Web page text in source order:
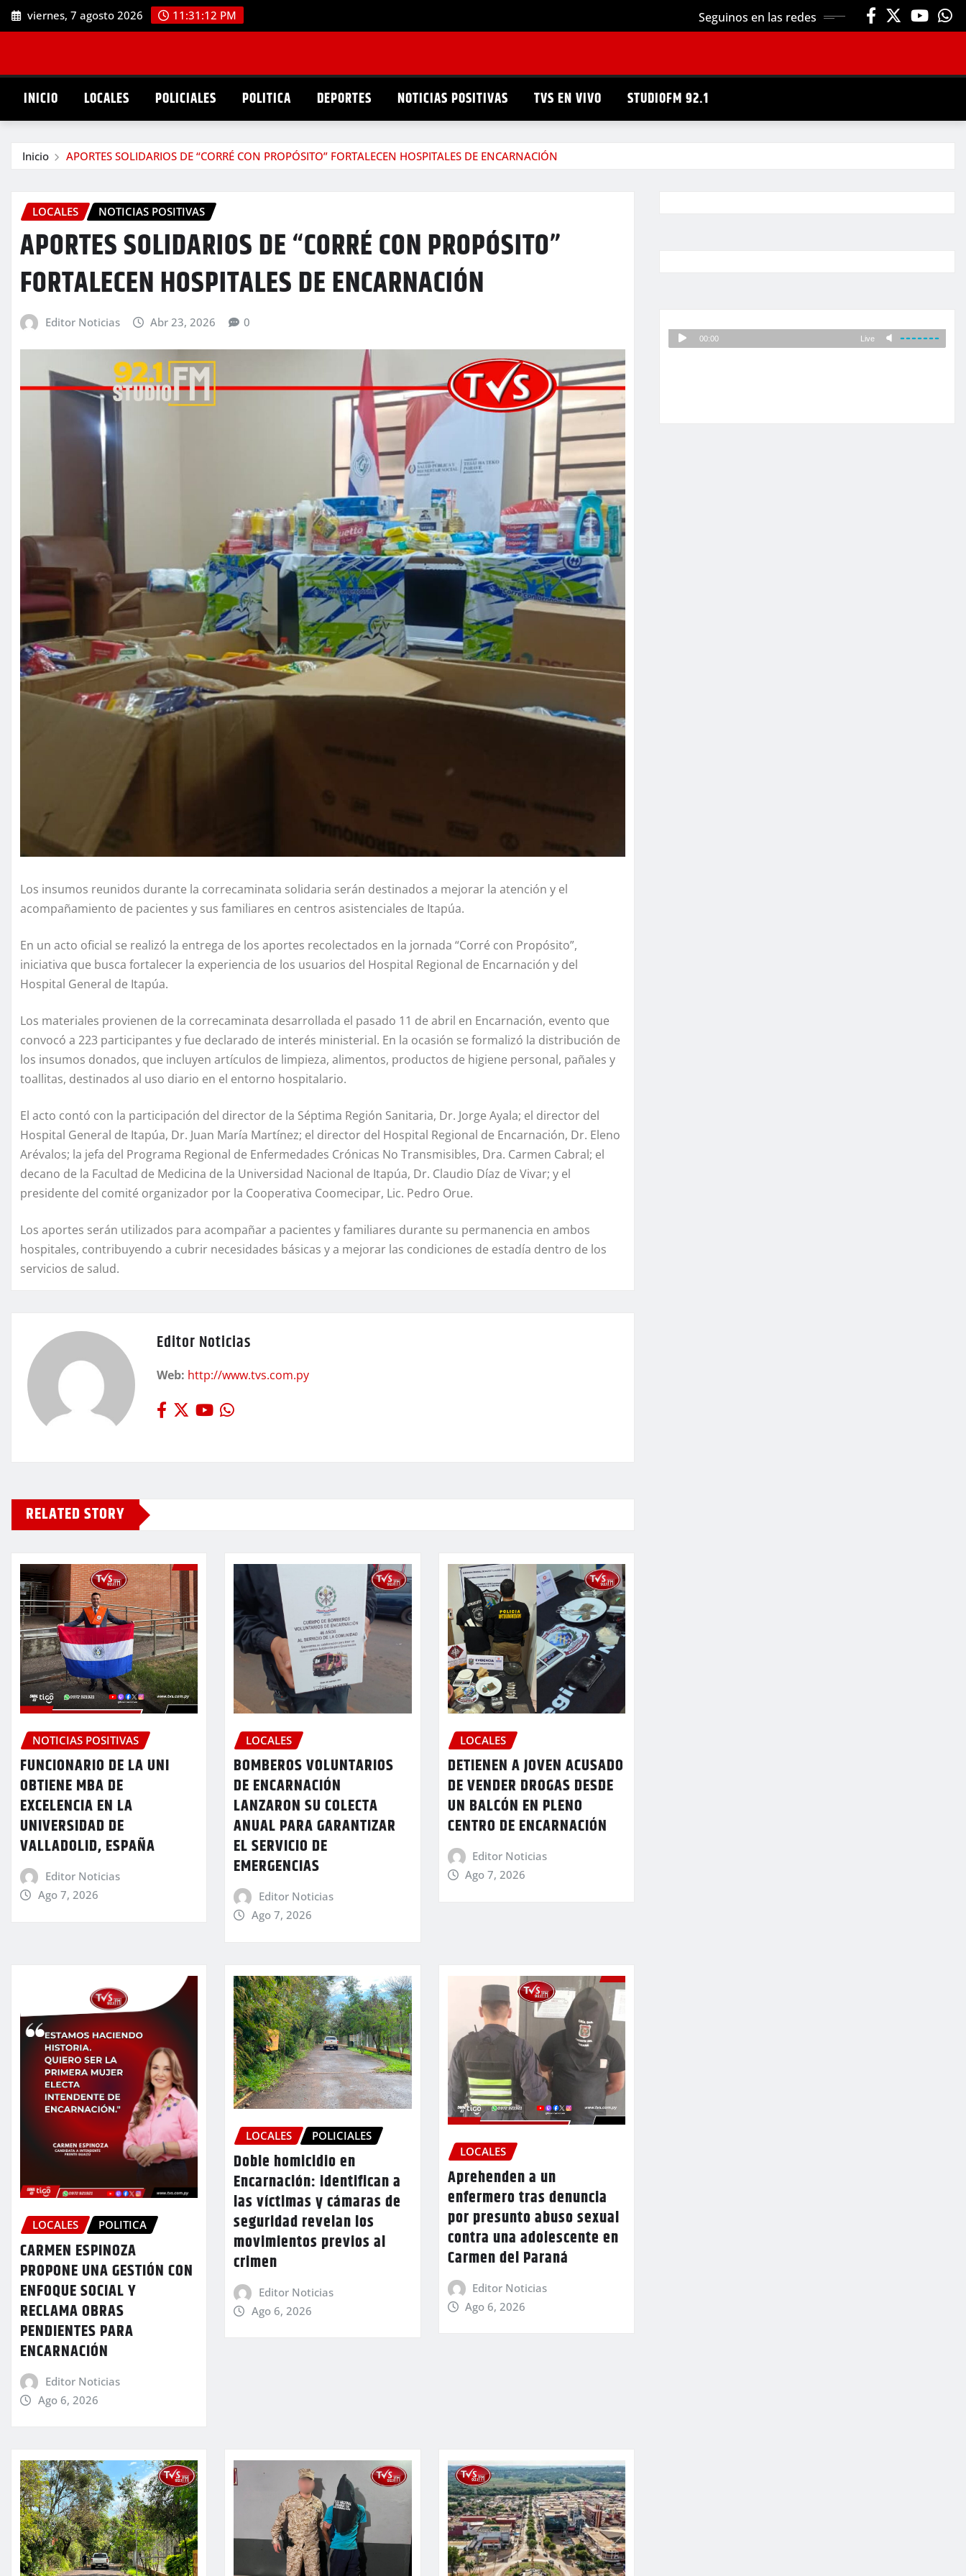
Saltar
al
viernes, 7 agosto 2026 11:31:13 PM Seguinos en las redes
INICIO LOCALES POLICIALES POLITICA DEPORTES NOTICIAS POSITIVAS TVS EN VIVO STUDIOFM 92.1
Inicio APORTES SOLIDARIOS DE “CORRÉ CON PROPÓSITO” FORTALECEN HOSPITALES DE ENCARNACIÓN
LOCALES NOTICIAS POSITIVAS
APORTES SOLIDARIOS DE “CORRÉ CON PROPÓSITO”
FORTALECEN HOSPITALES DE ENCARNACIÓN
Editor Noticias Abr 23, 2026 0
Los insumos reunidos durante la correcaminata solidaria serán destinados a mejorar la atención y el
acompañamiento de pacientes y sus familiares en centros asistenciales de Itapúa.
En un acto oficial se realizó la entrega de los aportes recolectados en la jornada “Corré con Propósito”,
iniciativa que busca fortalecer la experiencia de los usuarios del Hospital Regional de Encarnación y del
Hospital General de Itapúa.
Los materiales provienen de la correcaminata desarrollada el pasado 11 de abril en Encarnación, evento que
convocó a 223 participantes y fue declarado de interés ministerial. En la ocasión se formalizó la distribución de
los insumos donados, que incluyen artículos de limpieza, alimentos, productos de higiene personal, pañales y
toallitas, destinados al uso diario en el entorno hospitalario.
El acto contó con la participación del director de la Séptima Región Sanitaria, Dr. Jorge Ayala; el director del
Hospital General de Itapúa, Dr. Juan María Martínez; el director del Hospital Regional de Encarnación, Dr. Eleno
Arévalos; la jefa del Programa Regional de Enfermedades Crónicas No Transmisibles, Dra. Carmen Cabral; el
decano de la Facultad de Medicina de la Universidad Nacional de Itapúa, Dr. Claudio Díaz de Vivar; y el
presidente del comité organizador por la Cooperativa Coomecipar, Lic. Pedro Orue.
Los aportes serán utilizados para acompañar a pacientes y familiares durante su permanencia en ambos
hospitales, contribuyendo a cubrir necesidades básicas y a mejorar las condiciones de estadía dentro de los
servicios de salud.
Editor Noticias
Web: http://www.tvs.com.py
RELATED STORY
NOTICIAS POSITIVAS
FUNCIONARIO DE LA UNI
OBTIENE MBA DE
EXCELENCIA EN LA
UNIVERSIDAD DE
VALLADOLID, ESPAÑA
Editor Noticias
Ago 7, 2026
LOCALES
BOMBEROS VOLUNTARIOS
DE ENCARNACIÓN
LANZARON SU COLECTA
ANUAL PARA GARANTIZAR
EL SERVICIO DE
EMERGENCIAS
Editor Noticias
Ago 7, 2026
LOCALES
DETIENEN A JOVEN ACUSADO
DE VENDER DROGAS DESDE
UN BALCÓN EN PLENO
CENTRO DE ENCARNACIÓN
Editor Noticias
Ago 7, 2026
LOCALES POLITICA
CARMEN ESPINOZA
PROPONE UNA GESTIÓN CON
ENFOQUE SOCIAL Y
RECLAMA OBRAS
PENDIENTES PARA
ENCARNACIÓN
Editor Noticias
Ago 6, 2026
LOCALES POLICIALES
Doble homicidio en
Encarnación: identifican a
las víctimas y cámaras de
seguridad revelan los
movimientos previos al
crimen
Editor Noticias
Ago 6, 2026
LOCALES
Aprehenden a un
enfermero tras denuncia
por presunto abuso sexual
contra una adolescente en
Carmen del Paraná
Editor Noticias
Ago 6, 2026